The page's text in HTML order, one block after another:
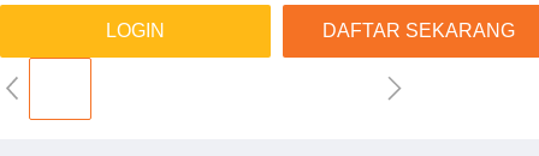
LOGIN DAFTAR SEKARANG